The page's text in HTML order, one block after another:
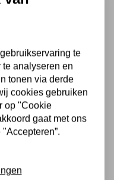
geschikt voor
praktische
spiegel die zowel
Stijn
te
analyseren en
tonen via derde
cookies gebruiken
op "Cookie
gaat met ons